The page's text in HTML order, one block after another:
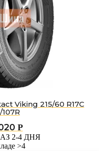
Viking 215/60 R17C
107R
Р
2-4 ДНЯ
>4